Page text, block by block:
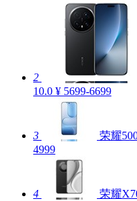
2
10.0 ¥ 5699-6699
3 荣耀
4999
4 荣耀